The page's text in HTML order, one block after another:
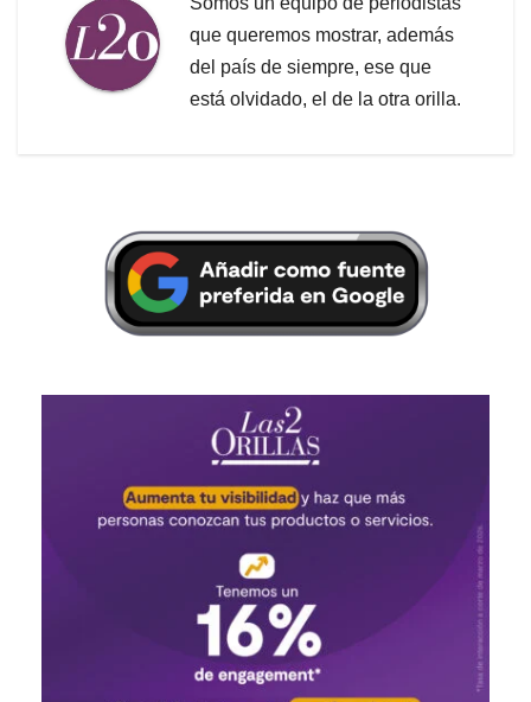
que queremos mostrar, además
del país de siempre, ese que
está olvidado, el de la otra orilla.